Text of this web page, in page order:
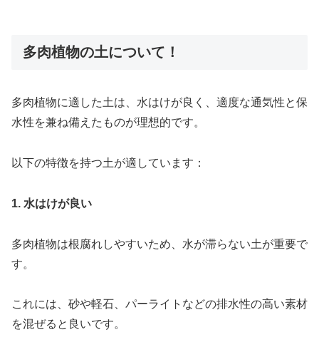
多肉植物の土について！
多肉植物に適した土は、水はけが良く、適度な通気性と保
水性を兼ね備えたものが理想的です。
以下の特徴を持つ土が適しています：
1. 水はけが良い
多肉植物は根腐れしやすいため、水が滞らない土が重要で
す。
これには、砂や軽石、パーライトなどの排水性の高い素材
を混ぜると良いです。